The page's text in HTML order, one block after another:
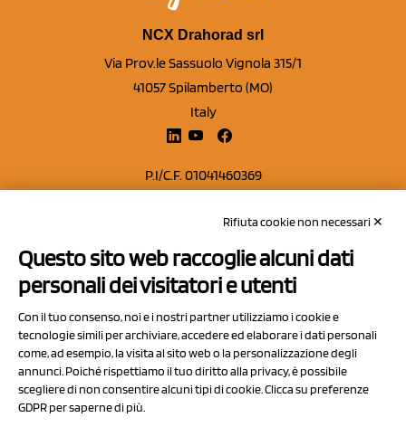
NCX Drahorad srl
Via Prov.le Sassuolo Vignola 315/1
41057 Spilamberto (MO)
Italy
P.I/C.F. 01041460369
Capitale sociale Euro 50.000,00 i.v.
Contatti
Privacy Policy
Cookie Policy
Chi Siamo
Rifiuta cookie non necessari ✕
Questo sito web raccoglie alcuni dati
personali dei visitatori e utenti
Con il tuo consenso, noi e i nostri partner utilizziamo i cookie e
tecnologie simili per archiviare, accedere ed elaborare i dati personali
come, ad esempio, la visita al sito web o la personalizzazione degli
annunci. Poiché rispettiamo il tuo diritto alla privacy, è possibile
scegliere di non consentire alcuni tipi di cookie. Clicca su preferenze
GDPR per saperne di più.